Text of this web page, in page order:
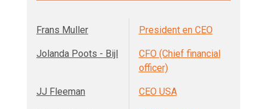
Frans Muller President en CEO
Jolanda Poots - Bijl
CFO (Chief financial
officer)
JJ Fleeman CEO USA